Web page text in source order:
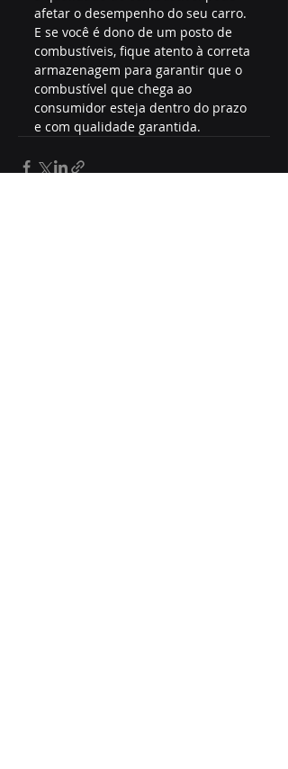
afetar o desempenho do seu carro.
E se você é dono de um posto de
combustíveis, fique atento à correta
armazenagem para garantir que o
combustível que chega ao
consumidor esteja dentro do prazo
e com qualidade garantida.